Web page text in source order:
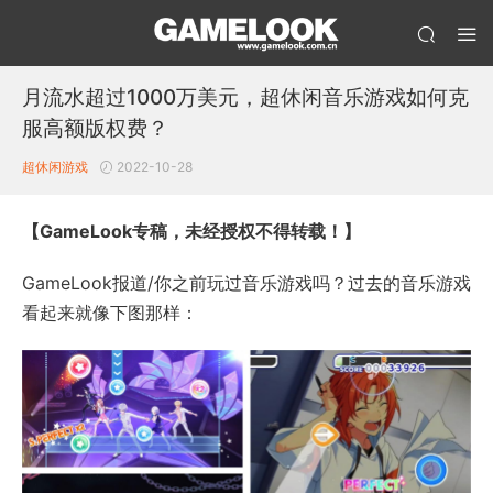
月流水超过1000万美元，超休闲音乐游戏如何克
服高额版权费？
超休闲游戏 2022-10-28
【GameLook专稿，未经授权不得转载！】
GameLook报道/你之前玩过音乐游戏吗？过去的音乐游戏
看起来就像下图那样：